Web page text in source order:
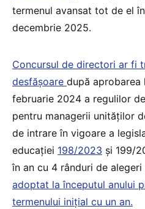
termenul avansat tot de el
decembrie 2025.
Concursul de directori ar fi
desfășoare după aprobarea
februarie 2024 a regulilor
pentru managerii unităților
de intrare în vigoare a
educației 198/2023 și 199/
în an cu 4 rânduri de
adoptat la începutul anului
termenului inițial cu un an.